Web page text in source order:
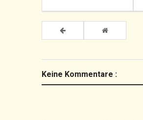
Keine Kommentare :